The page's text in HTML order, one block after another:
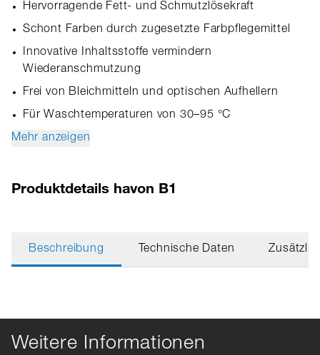
Hervorragende Fett- und Schmutzlösekraft
Schont Farben durch zugesetzte Farbpflegemittel
Innovative Inhaltsstoffe vermindern
Wiederanschmutzung
Frei von Bleichmitteln und optischen Aufhellern
Für Waschtemperaturen von 30–95 °C
Mehr anzeigen
Produktdetails havon B1
Beschreibung Technische Daten
Weitere Informationen